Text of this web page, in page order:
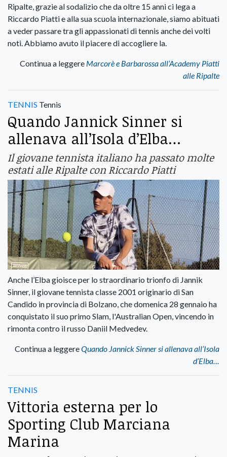
Ripalte, grazie al sodalizio che da oltre 15 anni ci lega a
Riccardo Piatti e alla sua scuola internazionale, siamo abituati
a veder passare tra gli appassionati di tennis anche dei volti
noti. Abbiamo avuto il piacere di accogliere la.
Continua a leggere Marcorè e Barbarossa all’Academy Piatti
alle Ripalte
TENNIS Tennis
Quando Jannick Sinner si
allenava all’Isola d’Elba…
Il giovane tennista italiano ha passato molte
estati alle Ripalte con Riccardo Piatti
Anche l’Elba gioisce per lo straordinario trionfo di Jannik
Sinner, il giovane tennista classe 2001 originario di San
Candido in provincia di Bolzano, che domenica 28 gennaio ha
conquistato il suo primo Slam, l'Australian Open, vincendo in
rimonta contro il russo Daniil Medvedev.
Continua a leggereQuando Jannick Sinner si allenava all’Isola
d’Elba…
TENNIS
Vittoria esterna per lo
Sporting Club Marciana
Marina